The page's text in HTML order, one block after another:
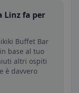
Linz fa per
Buffet Bar
base al tuo
altri ospiti
è davvero